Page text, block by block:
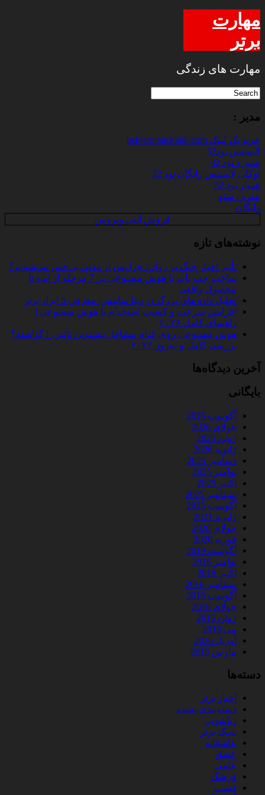
مهارت
برتر
مهارت های زندگی
مدیر :
خرید بک لینک behtarinbacklink.com
لایسنس نود32
پسورد نود 32
اوکلی لایسنس رایگان نود 32
همیار نود 32
بهترین سئو
رایگان
فروش آنتی ویروس
نوشته‌های تازه
تأثیر اخبار جنگ بر روان؛ چرا پس از مدتی بی‌حس می‌شویم؟
ساخت چت‌ بات با هوش مصنوعی در 7 مرحله از ایده تا
محصول واقعی
تحلیل داده‌ های بزرگ در دیتا ساینس: معرفی 5 ابزار برتر
افزایش سرعت و کیفیت استخدام با هوش مصنوعی |
راهنمای کامل ۲۰۲۶
هوش مصنوعی روی کدام مشاغل بیشترین تأثیر را گذاشته؟
بررسی کامل و به‌روز ۲۰۲۶
آخرین دیدگاه‌ها
بایگانی
آگوست 2026
جولای 2026
ژوئن 2026
ژانویه 2026
دسامبر 2025
نوامبر 2025
اکتبر 2025
سپتامبر 2025
آگوست 2025
ژانویه 2021
جولای 2020
فوریه 2020
آگوست 2019
نوامبر 2016
اکتبر 2016
سپتامبر 2016
آگوست 2016
جولای 2016
ژوئن 2016
می 2016
آوریل 2016
مارس 2016
دسته‌ها
اخبار برتر
دسته‌بندی نشده
زناشویی
سبک برتر
عاشقانه
عشق
علمی
فرهنگ
قیمت